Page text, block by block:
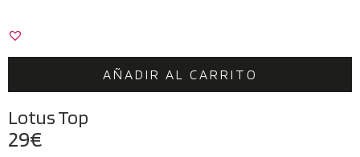
AÑADIR AL CARRITO
Lotus Top
29€